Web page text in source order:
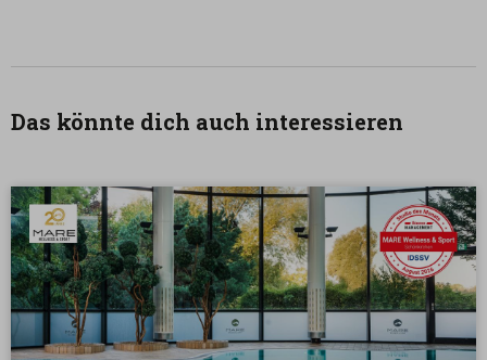
Das könnte dich auch interessieren